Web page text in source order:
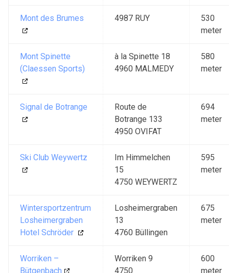
Mont des Brumes 4987 RUY
530
meter
Mont Spinette
(Claessen Sports)
à la Spinette 18
4960 MALMEDY
580
meter
Signal de Botrange
Route de
Botrange 133
4950 OVIFAT
694
meter
Ski Club Weywertz
Im Himmelchen
15
4750 WEYWERTZ
595
meter
Wintersportzentrum
Losheimergraben
Hotel Schröder
Losheimergraben
13
4760 Büllingen
675
meter
Worriken –
Bütgenbach
Worriken 9
4750
600
meter